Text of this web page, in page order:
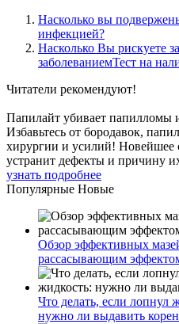
Насколько вы
инфекцией?
Насколько Вы рискуете
заболеваниемТест на
Читатели рекомендуют!
Папилайт убивает папилломы
Избавьтесь от бородавок,
хирургии и усилий! Новейшее
устранит дефекты и причину
узнать подробнее
Популярные Новые
Обзор эффективных
рассасывающим
Что делать, если лопнул
нужно ли выдавить